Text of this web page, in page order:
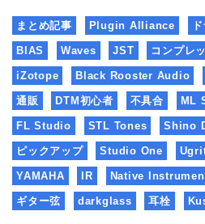
まとめ記事 Plugin Alliance
BIAS Waves JST コンプレ
iZotope Black Rooster Audio
通販 DTM初心者 不具合 ML
FL Studio STL Tones Shino
ピックアップ Studio One
YAMAHA IR Native
ギター弦 darkglass 耳栓